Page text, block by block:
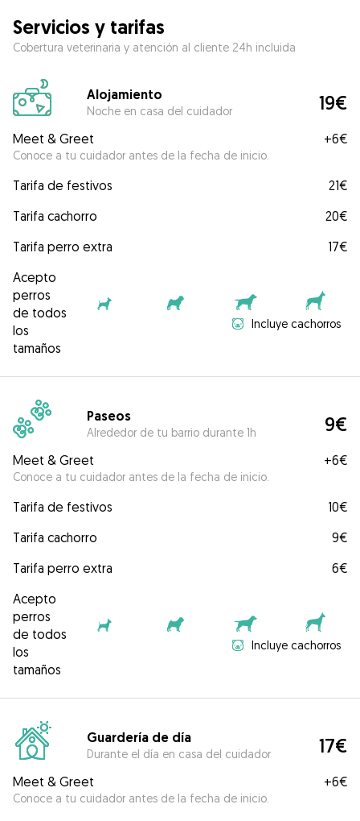
Servicios y tarifas
Cobertura veterinaria y atención al cliente 24h incluida
Alojamiento
Noche en casa del cuidador 19€
Meet & Greet
Conoce a tu cuidador antes de la fecha de inicio.
+6€
Tarifa de festivos
21€
Tarifa cachorro
20€
Tarifa perro extra
17€
Acepto
perros
de todos
los
tamaños
Incluye cachorros
Paseos
Alrededor de tu barrio durante 1h 9€
Meet & Greet
Conoce a tu cuidador antes de la fecha de inicio.
+6€
Tarifa de festivos
10€
Tarifa cachorro
9€
Tarifa perro extra
6€
Acepto
perros
de todos
los
tamaños
Incluye cachorros
Guardería de día
Durante el día en casa del cuidador 17€
Meet & Greet
Conoce a tu cuidador antes de la fecha de inicio.
+6€